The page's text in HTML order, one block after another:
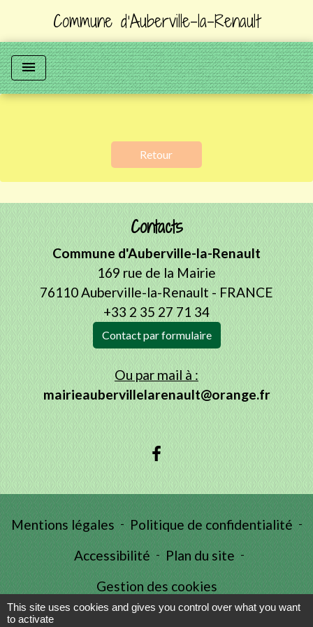
Commune d'Auberville-la-Renault
menu
Retour
Contacts
Commune d'Auberville-la-Renault
169 rue de la Mairie
76110 Auberville-la-Renault - FRANCE
+33 2 35 27 71 34
Contact par formulaire
Ou par mail à :
mairieaubervillelarenault@orange.fr
Mentions légales - Politique de confidentialité -
Accessibilité - Plan du site -
Gestion des cookies
This site uses cookies and gives you control over what you want
to activate